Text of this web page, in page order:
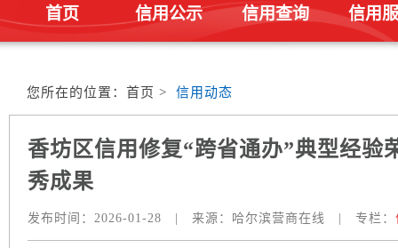
首页 信用公示 信用查询 信用
您所在的位置： 首页 > 信用动态
香坊区信用修复“跨省通办”典型经验
秀成果
发布时间： 2026-01-28 来源： 哈尔滨营商在线 专栏：